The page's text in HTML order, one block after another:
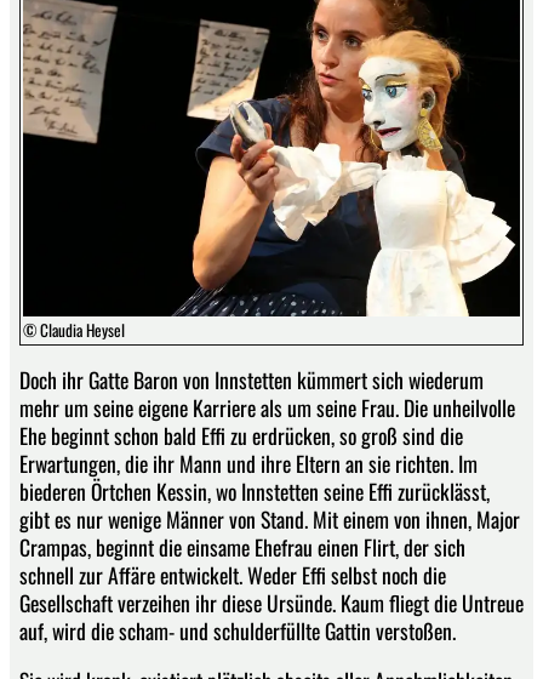
© Claudia Heysel
Doch ihr Gatte Baron von Innstetten kümmert sich wiederum
mehr um seine eigene Karriere als um seine Frau. Die unheilvolle
Ehe beginnt schon bald Effi zu erdrücken, so groß sind die
Erwartungen, die ihr Mann und ihre Eltern an sie richten. Im
biederen Örtchen Kessin, wo Innstetten seine Effi zurücklässt,
gibt es nur wenige Männer von Stand. Mit einem von ihnen, Major
Crampas, beginnt die einsame Ehefrau einen Flirt, der sich
schnell zur Affäre entwickelt. Weder Effi selbst noch die
Gesellschaft verzeihen ihr diese Ursünde. Kaum fliegt die Untreue
auf, wird die scham- und schulderfüllte Gattin verstoßen.